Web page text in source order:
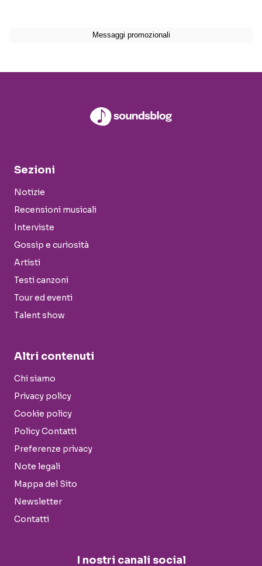
Sezioni
Notizie
Recensioni musicali
Interviste
Gossip e curiosità
Artisti
Testi canzoni
Tour ed eventi
Talent show
Altri contenuti
Chi siamo
Privacy policy
Cookie policy
Policy Contatti
Preferenze privacy
Note legali
Mappa del Sito
Newsletter
Contatti
I nostri canali social